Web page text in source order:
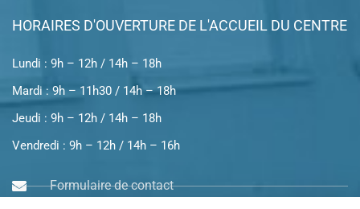
HORAIRES D'OUVERTURE DE L'ACCUEIL DU CENTRE
Lundi : 9h – 12h / 14h – 18h
Mardi : 9h – 11h30 / 14h – 18h
Jeudi : 9h – 12h / 14h – 18h
Vendredi : 9h – 12h / 14h – 16h
Formulaire de contact